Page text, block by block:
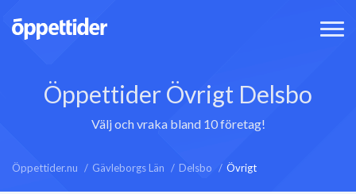
Öppettider Övrigt Delsbo
Välj och vraka bland 10 företag!
Öppettider.nu Gävleborgs Län Delsbo Övrigt